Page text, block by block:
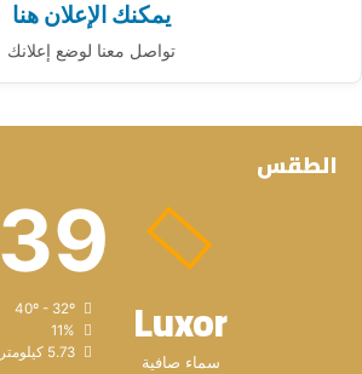
يمكنك الإعلان هنا
تواصل معنا لوضع إعلانك
الطقس
Luxor
سماء صافية
39
11%
5.73 كيلومتر/ساعة